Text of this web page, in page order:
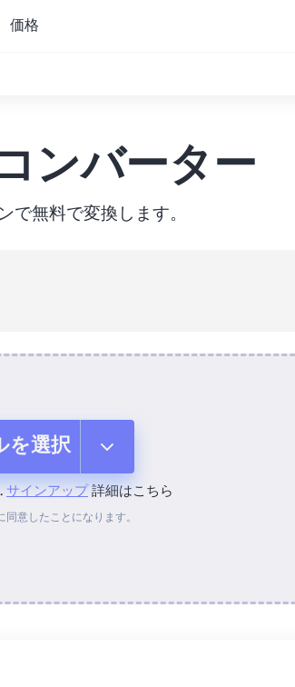
価格
ンバーター
で無料で変換します。
を選択
から
サインアップ詳細はこちら
同意したことになります。